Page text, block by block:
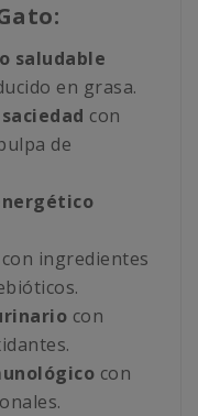
saludable
en grasa.
con
de
con ingredientes
con
con